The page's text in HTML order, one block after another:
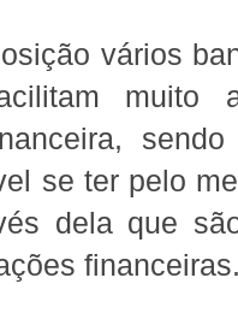
vários
muito
se ter pelo
dela que